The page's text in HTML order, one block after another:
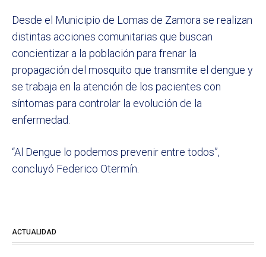
Desde el Municipio de Lomas de Zamora se realizan
distintas acciones comunitarias que buscan
concientizar a la población para frenar la
propagación del mosquito que transmite el dengue y
se trabaja en la atención de los pacientes con
síntomas para controlar la evolución de la
enfermedad.
“Al Dengue lo podemos prevenir entre todos”,
concluyó Federico Otermín.
ACTUALIDAD